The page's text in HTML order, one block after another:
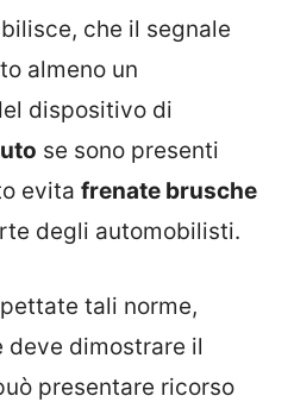
che il segnale
almeno un
dispositivo di
se sono presenti
evita frenate brusche
degli automobilisti.
tali norme,
deve dimostrare il
presentare ricorso